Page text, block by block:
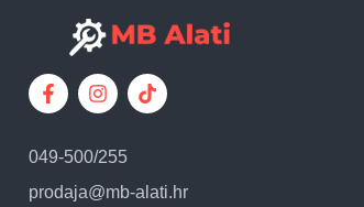
049-500/255
prodaja@mb-alati.hr